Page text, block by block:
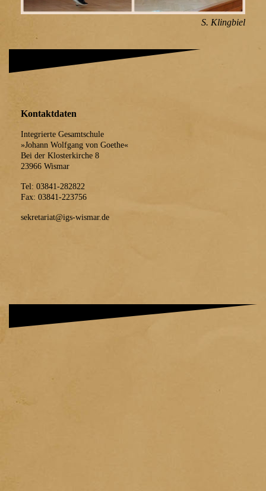
S. Klingbiel
Kontaktdaten
Integrierte Gesamtschule
»Johann Wolfgang von Goethe«
Bei der Klosterkirche 8
23966 Wismar
Tel: 03841-282822
Fax: 03841-223756
sekretariat@igs-wismar.de